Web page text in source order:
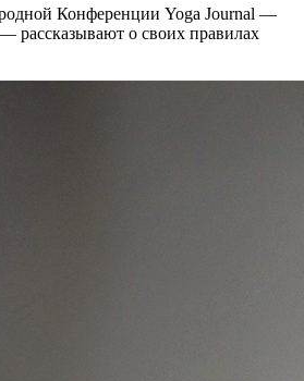
Конференции Yoga Journal —
рассказывают о своих правилах